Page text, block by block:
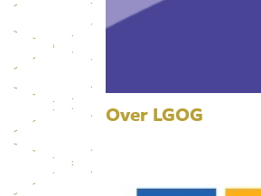
Over LGOG